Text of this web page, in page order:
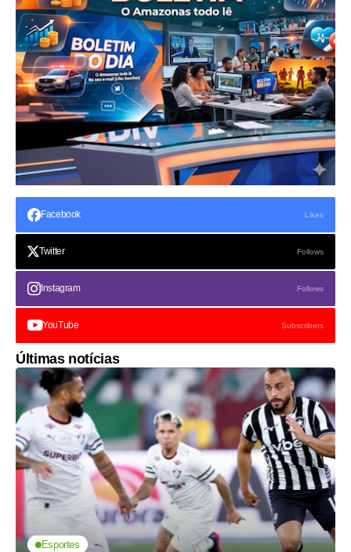
Facebook Likes
Twitter Follows
Instagram Follows
YouTube Subscribers
Últimas notícias
Esportes